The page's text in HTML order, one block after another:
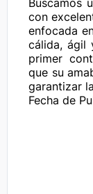
Buscamos
con
enfocada
cálida, ágil
primer
que su
garantizar
Fecha de